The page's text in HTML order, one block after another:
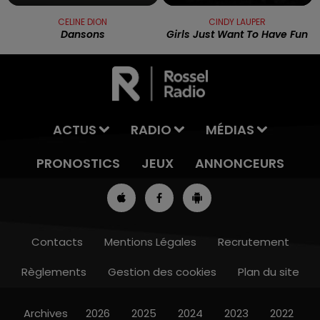
7h00 - 10h00
CELINE DION
Dansons
CINDY LAUPER
Girls Just Want To Have Fun
ACTUS RADIO
MÉDIAS
PRONOSTICS
JEUX ANNONCEURS
Contacts Mentions Légales
Recrutement
Règlements
Gestion des cookies Plan du site
Archives 2026 2025 2024 2023 2022